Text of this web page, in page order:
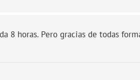
8 horas. Pero gracias de todas